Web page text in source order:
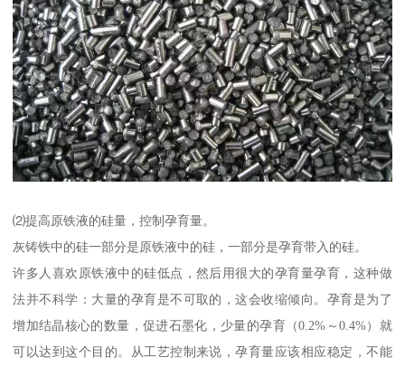
⑵提高原铁液的硅量，控制孕育量。
灰铸铁中的硅一部分是原铁液中的硅，一部分是孕育带入的硅。
许多人喜欢原铁液中的硅低点，然后用很大的孕育量孕育，这种做
法并不科学：大量的孕育是不可取的，这会收缩倾向。孕育是为了
增加结晶核心的数量，促进石墨化，少量的孕育（0.2%～0.4%）就
可以达到这个目的。从工艺控制来说，孕育量应该相应稳定，不能